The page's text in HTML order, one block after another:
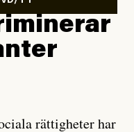
i delar av
påverkar vädret
här El Niñon
rättigheter har